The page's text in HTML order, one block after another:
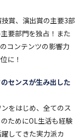
賞、演出賞の主要3部
要部門を独占！また
コンテンツの影響力
に！
センスが生み出した
をはじめ、全てのス
ためにOL生活も経験
してきた実力派カ